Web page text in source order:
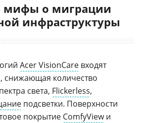
мифы о миграции
инфраструктуры
Acer VisionCare входят
, снижающая количество
света, Flickerless,
подсветки. Поверхности
покрытие ComfyViewи